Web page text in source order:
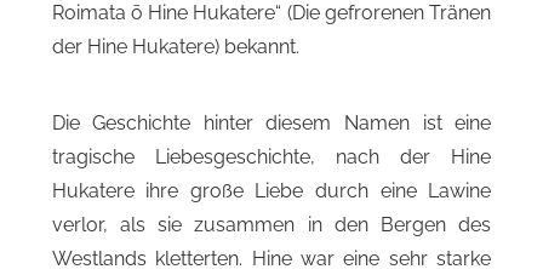
Roimata ō Hine Hukatere“ (Die gefrorenen Tränen
der Hine Hukatere) bekannt.
Die Geschichte hinter diesem Namen ist eine
tragische Liebesgeschichte, nach der Hine
Hukatere ihre große Liebe durch eine Lawine
verlor, als sie zusammen in den Bergen des
Westlands kletterten. Hine war eine sehr starke